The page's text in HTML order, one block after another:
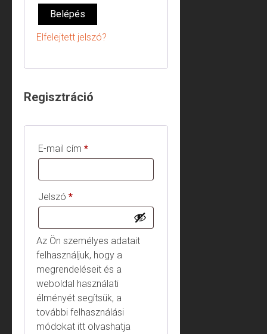
Belépés
Elfelejtett jelszó?
Regisztráció
E-mail cím *Kötelező
Jelszó *Kötelező
Az Ön személyes adatait
felhasználjuk, hogy a
megrendeléseit és a
weboldal használati
élményét segítsük, a
további felhasználási
módokat itt olvashatja